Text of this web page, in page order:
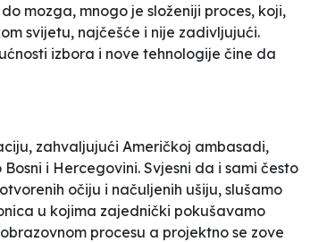
mozga, mnogo je složeniji proces, koji,
svijetu, najčešće i nije zadivljujući.
izbora i nove tehnologije čine da
zahvaljujući Američkoj ambasadi,
i Hercegovini. Svjesni da i sami često
očiju i načuljenih ušiju, slušamo
u kojima zajednički pokušavamo
procesu a projektno se zove